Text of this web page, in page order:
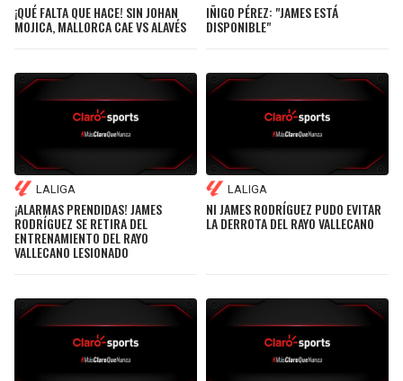
COPA LIBERTADORES
RAVENS
BENGALS
BROWNS
STEELERS
TEXANS
JAGUARS
TITANS
PACERS
BUCKS
HAWKS
HORNETS
HEAT
WIZARDS
WARRIORS
¡QUÉ FALTA QUE HACE! SIN JOHAN
MOJICA, MALLORCA CAE VS ALAVÉS
IÑIGO PÉREZ: "JAMES ESTÁ
DISPONIBLE"
LALIGA
¡ALARMAS PRENDIDAS! JAMES
RODRÍGUEZ SE RETIRA DEL
ENTRENAMIENTO DEL RAYO
VALLECANO LESIONADO
LALIGA
NI JAMES RODRÍGUEZ PUDO EVITAR
LA DERROTA DEL RAYO VALLECANO